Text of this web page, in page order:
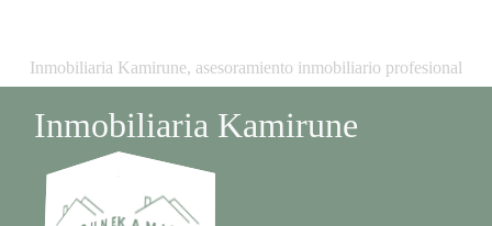
Inmobiliaria Kamirune, asesoramiento inmobiliario profesional
Inmobiliaria Kamirune